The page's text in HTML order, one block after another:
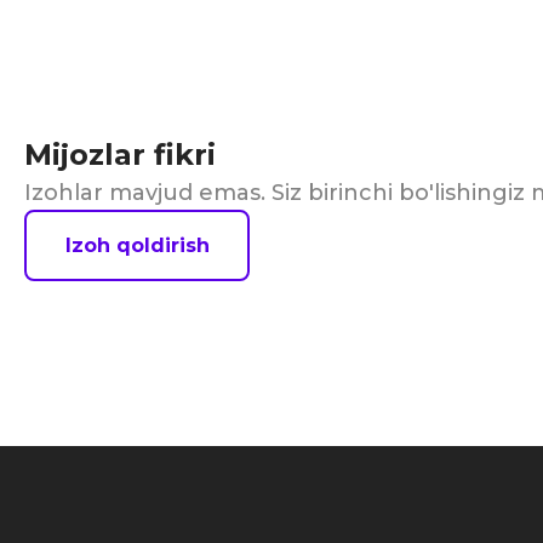
Mijozlar fikri
Izohlar mavjud emas. Siz birinchi bo'lishingiz
Izoh qoldirish